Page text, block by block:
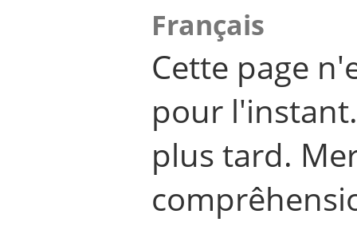
Français
Cette page
pour
plus tard.